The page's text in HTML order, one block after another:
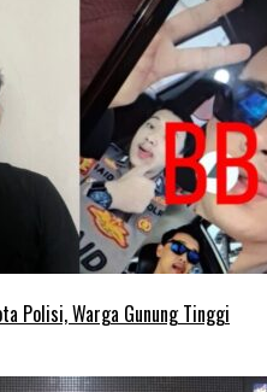
Polisi, Warga Gunung Tinggi